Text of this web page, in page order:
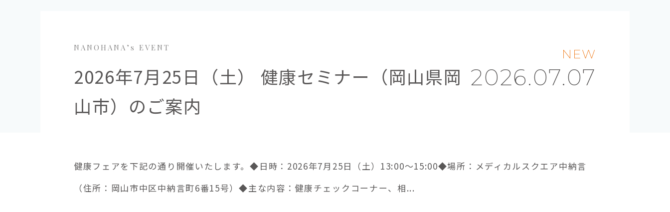
NEW
2026.07.07
NANOHANA’s EVENT
2026年7月25日（土） 健康セミナー（岡山県岡
山市）のご案内
健康フェアを下記の通り開催いたします。◆日時：2026年7月25日（土）13:00～15:00◆場所：メディカルスクエア中納言
（住所：岡山市中区中納言町6番15号）◆主な内容：健康チェックコーナー、相...